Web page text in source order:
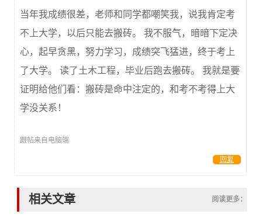
当年我成绩很差，老师和同学都嘲笑我，说我肯定考
不上大学，以后只能去搬砖。 我不服气，暗暗下定决
心，起早贪黑，努力学习，成绩突飞猛进，终于考上
了大学。 读了土木工程，毕业后跑去搬砖。 我就是要
证明给他们看：搬砖是命中注定的，和考不考得上大
学没关系！
跟帖来自电脑端
回复
相关文章 阅读更多：